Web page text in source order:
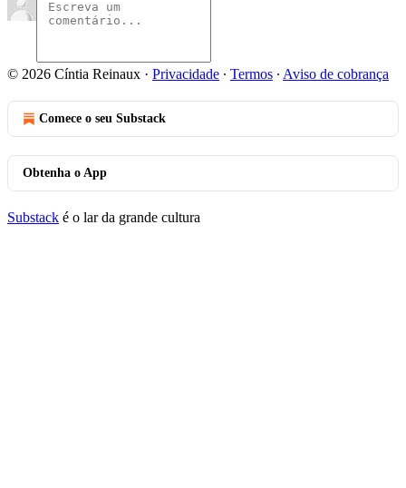
© 2026 Cíntia Reinaux · Privacidade ∙ Termos ∙ Aviso de cobrança
Comece o seu Substack
Obtenha o App
Substack é o lar da grande cultura